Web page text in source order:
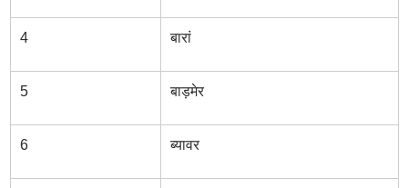
4 बारां
5 बाड़मेर
6 ब्यावर